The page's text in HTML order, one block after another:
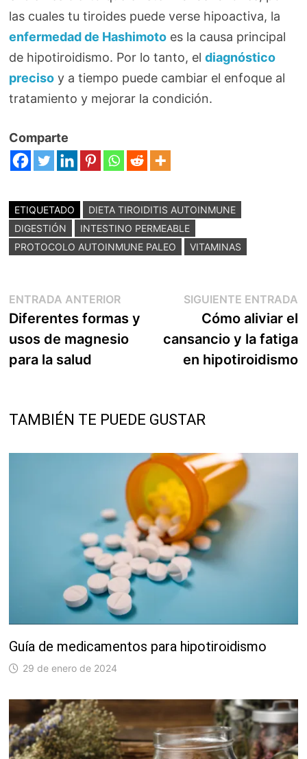
las cuales tu tiroides puede verse hipoactiva, la
enfermedad de Hashimoto es la causa principal
de hipotiroidismo. Por lo tanto, eldiagnóstico
preciso y a tiempo puede cambiar el enfoque al
tratamiento y mejorar la condición.
Comparte
ETIQUETADO
DIETA TIROIDITIS AUTOINMUNE
DIGESTIÓN
INTESTINO PERMEABLE
PROTOCOLO AUTOINMUNE PALEO
VITAMINAS
Navegación
de
entradas
ENTRADA ANTERIOREntrada
anterior:
Diferentes formas y
usos de magnesio
para la salud
SIGUIENTE ENTRADA
Cómo aliviar el
cansancio y la fatiga
en hipotiroidismo
TAMBIÉN TE PUEDE GUSTAR
Guía de medicamentos para hipotiroidismo
29 de enero de 2024